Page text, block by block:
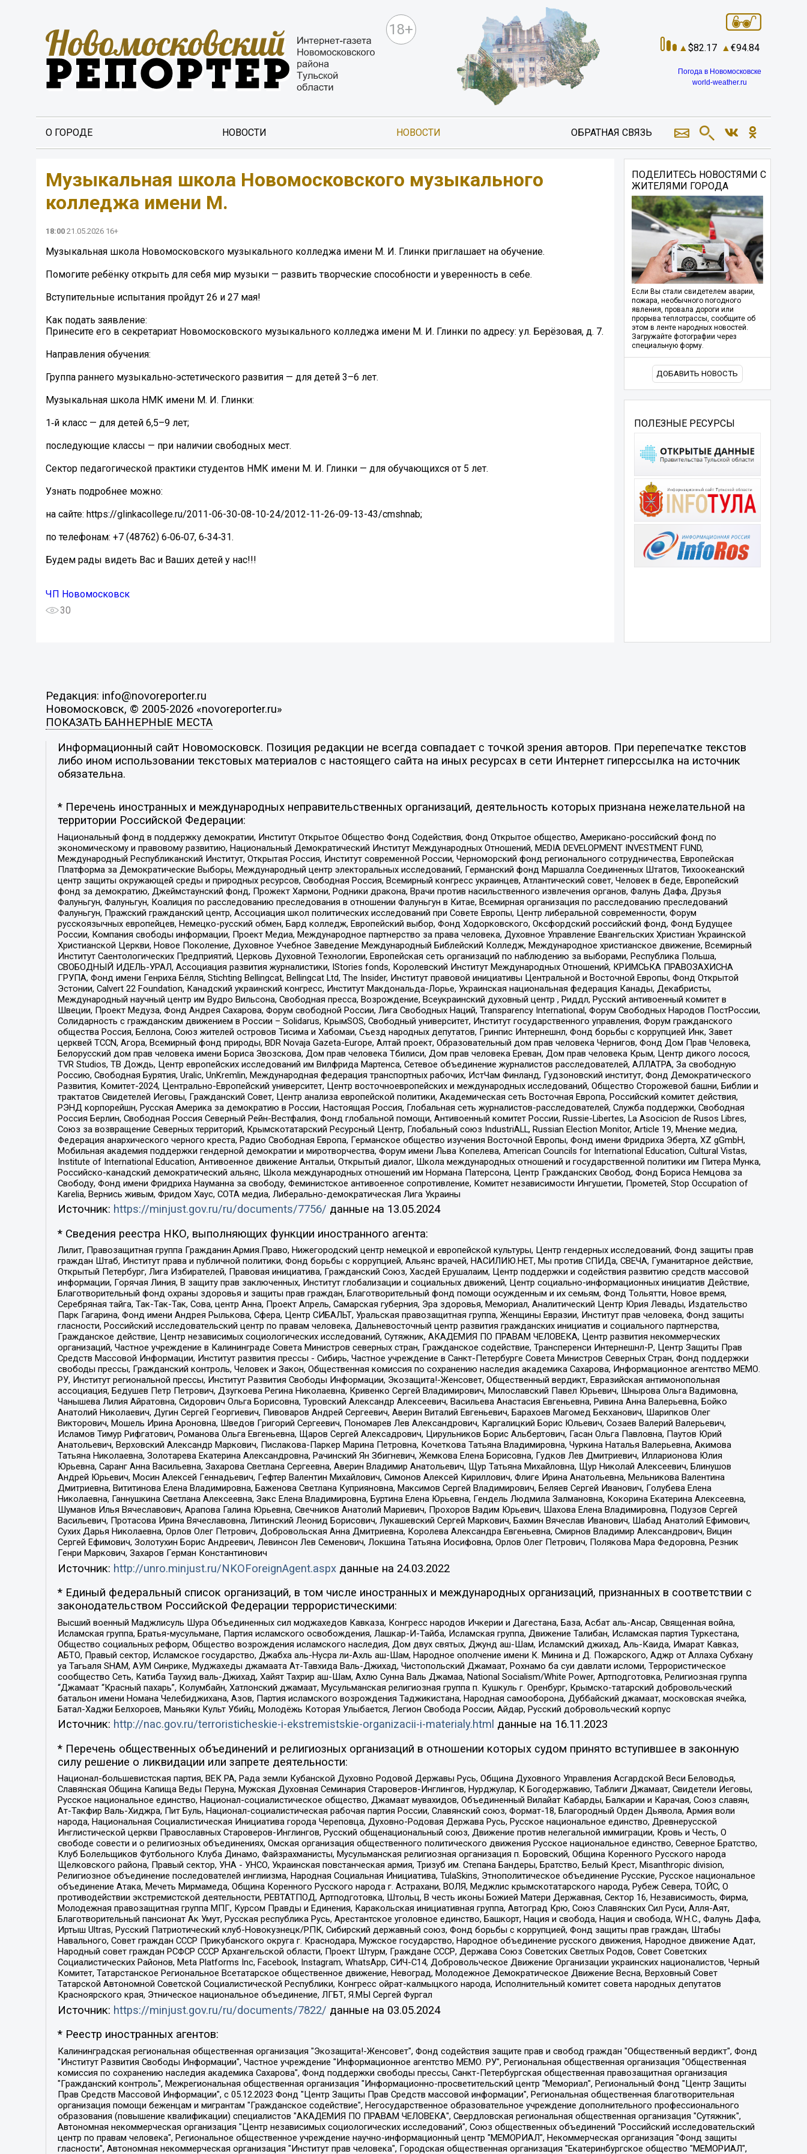
18+
82.17 94.84
Погода в Новомосковске
world-weather.ru
О ГОРОДЕ НОВОСТИ НОВОСТИ ОБРАТНАЯ СВЯЗЬ
Музыкальная школа Новомосковского музыкального
колледжа имени М.
18:00 21.05.2026 16+
Музыкальная школа Новомосковского музыкального колледжа имени М. И. Глинки приглашает на обучение.
Помогите ребёнку открыть для себя мир музыки — развить творческие способности и уверенность в себе.
️Вступительные испытания пройдут 26 и 27 мая!
Как подать заявление:
Принесите его в секретариат Новомосковского музыкального колледжа имени М. И. Глинки по адресу: ул. Берёзовая, д. 7.
Направления обучения:
Группа раннего музыкально‑эстетического развития — для детей 3–6 лет.
Музыкальная школа НМК имени М. И. Глинки:
1‑й класс — для детей 6,5–9 лет;
последующие классы — при наличии свободных мест.
Сектор педагогической практики студентов НМК имени М. И. Глинки — для обучающихся от 5 лет.
Узнать подробнее можно:
на сайте: https://glinkacollege.ru/2011-06-30-08-10-24/2012-11-26-09-13-43/cmshnab;
по телефонам: +7 (48762) 6‑06‑07, 6‑34‑31.
Будем рады видеть Вас и Ваших детей у нас!!!
ЧП Новомосковск
30
ПОДЕЛИТЕСЬ НОВОСТЯМИ С
ЖИТЕЛЯМИ ГОРОДА
Если Вы стали свидетелем аварии,
пожара, необычного погодного
явления, провала дороги или
прорыва теплотрассы, сообщите об
этом в ленте народных новостей.
Загружайте фотографии через
специальную форму.
ДОБАВИТЬ НОВОСТЬ
ПОЛЕЗНЫЕ РЕСУРСЫ
Редакция: info@novoreporter.ru
Новомосковск, © 2005-2026 «novoreporter.ru»
ПОКАЗАТЬ БАННЕРНЫЕ МЕСТА
Информационный сайт Новомосковск. Позиция редакции не всегда совпадает с точкой зрения авторов. При перепечатке текстов
либо ином использовании текстовых материалов с настоящего сайта на иных ресурсах в сети Интернет гиперссылка на источник
обязательна.
* Перечень иностранных и международных неправительственных организаций, деятельность которых признана нежелательной на
территории Российской Федерации:
Национальный фонд в поддержку демократии, Институт Открытое Общество Фонд Содействия, Фонд Открытое общество, Американо-российский фонд по
экономическому и правовому развитию, Национальный Демократический Институт Международных Отношений, MEDIA DEVELOPMENT INVESTMENT FUND,
Международный Республиканский Институт, Открытая Россия, Институт современной России, Черноморский фонд регионального сотрудничества, Европейская
Платформа за Демократические Выборы, Международный центр электоральных исследований, Германский фонд Маршалла Соединенных Штатов, Тихоокеанский
центр защиты окружающей среды и природных ресурсов, Свободная Россия, Всемирный конгресс украинцев, Атлантический совет, Человек в беде, Европейский
фонд за демократию, Джеймстаунский фонд, Прожект Хармони, Родники дракона, Врачи против насильственного извлечения органов, Фалунь Дафа, Друзья
Фалуньгун, Фалуньгун, Коалиция по расследованию преследования в отношении Фалуньгун в Китае, Всемирная организация по расследованию преследований
Фалуньгун, Пражский гражданский центр, Ассоциация школ политических исследований при Совете Европы, Центр либеральной современности, Форум
русскоязычных европейцев, Немецко-русский обмен, Бард колледж, Европейский выбор, Фонд Ходорковского, Оксфордский российский фонд, Фонд Будущее
России, Компания свободы информации, Проект Медиа, Международное партнерство за права человека, Духовное Управление Евангельских Христиан Украинской
Христианской Церкви, Новое Поколение, Духовное Учебное Заведение Международный Библейский Колледж, Международное христианское движение, Всемирный
Институт Саентологических Предприятий, Церковь Духовной Технологии, Европейская сеть организаций по наблюдению за выборами, Республика Польша,
СВОБОДНЫЙ ИДЕЛЬ-УРАЛ, Ассоциация развития журналистики, IStories fonds, Королевский Институт Международных Отношений, КРИМСЬКА ПРАВОЗАХИСНА
ГРУПА, Фонд имени Генриха Бёлля, Stichting Bellingcat, Bellingcat Ltd, The Insider, Институт правовой инициативы Центральной и Восточной Европы, Фонд Открытой
Эстонии, Calvert 22 Foundation, Канадский украинский конгресс, Институт Макдональда-Лорье, Украинская национальная федерация Канады, Декабристы,
Международный научный центр им Вудро Вильсона, Свободная пресса, Возрождение, Всеукраинский духовный центр , Риддл, Русский антивоенный комитет в
Швеции, Проект Медуза, Фонд Андрея Сахарова, Форум свободной России, Лига Свободных Наций, Transparеncy International, Форум Свободных Народов ПостРоссии,
Солидарность с гражданским движением в России – Solidarus, КрымSOS, Свободный университет, Институт государственного управления, Форум гражданского
общества Россия, Беллона, Союз жителей островов Тисима и Хабомаи, Съезд народных депутатов, Гринпис Интернешнл, Фонд борьбы с коррупцией Инк, Завет
церквей TCCN, Агора, Всемирный фонд природы, BDR Novaja Gazeta-Europe, Алтай проект, Образовательный дом прав человека Чернигов, Фонд Дом Прав Человека,
Белорусский дом прав человека имени Бориса Звозскова, Дом прав человека Тбилиси, Дом прав человека Ереван, Дом прав человека Крым, Центр дикого лосося,
TVR Studios, ТВ Дождь, Центр европейских исследований им Вилфрида Мартенса, Сетевое объединение журналистов расследователей, АЛЛАТРА, За свободную
Россию, Свободная Бурятия, Uralic, UnKremlin, Международная федерация транспортных рабочих, ИстЧам Финланд, Гудзоновский институт, Фонд Демократического
Развития, Комитет-2024, Центрально-Европейский университет, Центр восточноевропейских и международных исследований, Общество Сторожевой башни, Библии и
трактатов Свидетелей Иеговы, Гражданский Совет, Центр анализа европейской политики, Академическая сеть Восточная Европа, Российский комитет действия,
РЭНД корпорейшн, Русская Америка за демократию в России, Настоящая Россия, Глобальная сеть журналистов-расследователей, Служба поддержки, Свободная
Россия Берлин, Свободная Россия Северный Рейн-Вестфалия, Фонд глобальной помощи, Антивоенный комитет России, Russie-Libertes, La Asocicion de Rusos Libres,
Союз за возвращение Северных территорий, Крымскотатарский Ресурсный Центр, Глобальный союз IndustriALL, Russian Election Monitor, Article 19, Мнение медиа,
Федерация анархического черного креста, Радио Свободная Европа, Германское общество изучения Восточной Европы, Фонд имени Фридриха Эберта, XZ gGmbH,
Мобильная академия поддержки гендерной демократии и миротворчества, Форум имени Льва Копелева, American Councils for International Education, Cultural Vistas,
Institute of International Education, Антивоенное движение Антальи, Открытый диалог, Школа международных отношений и государственной политики им Питера Мунка,
Российско-канадский демократический альянс, Школа международных отношений им Нормана Патерсона, Центр Гражданских Свобод, Фонд Бориса Немцова за
Свободу, Фонд имени Фридриха Науманна за свободу, Феминистское антивоенное сопротивление, Комитет независимости Ингушетии, Прометей, Stop Occupation of
Karelia, Вернись живым, Фридом Хаус, СОТА медиа, Либерально-демократическая Лига Украины
Источник: https://minjust.gov.ru/ru/documents/7756/ данные на 13.05.2024
* Сведения реестра НКО, выполняющих функции иностранного агента:
Лилит, Правозащитная группа Гражданин.Армия.Право, Нижегородский центр немецкой и европейской культуры, Центр гендерных исследований, Фонд защиты прав
граждан Штаб, Институт права и публичной политики, Фонд борьбы с коррупцией, Альянс врачей, НАСИЛИЮ.НЕТ, Мы против СПИДа, СВЕЧА, Гуманитарное действие,
Открытый Петербург, Лига Избирателей, Правовая инициатива, Гражданский Союз, Хасдей Ерушалаим, Центр поддержки и содействия развитию средств массовой
информации, Горячая Линия, В защиту прав заключенных, Институт глобализации и социальных движений, Центр социально-информационных инициатив Действие,
Благотворительный фонд охраны здоровья и защиты прав граждан, Благотворительный фонд помощи осужденным и их семьям, Фонд Тольятти, Новое время,
Серебряная тайга, Так-Так-Так, Сова, центр Анна, Проект Апрель, Самарская губерния, Эра здоровья, Мемориал, Аналитический Центр Юрия Левады, Издательство
Парк Гагарина, Фонд имени Андрея Рылькова, Сфера, Центр СИБАЛЬТ, Уральская правозащитная группа, Женщины Евразии, Институт прав человека, Фонд защиты
гласности, Российский исследовательский центр по правам человека, Дальневосточный центр развития гражданских инициатив и социального партнерства,
Гражданское действие, Центр независимых социологических исследований, Сутяжник, АКАДЕМИЯ ПО ПРАВАМ ЧЕЛОВЕКА, Центр развития некоммерческих
организаций, Частное учреждение в Калининграде Совета Министров северных стран, Гражданское содействие, Трансперенси Интернешнл-Р, Центр Защиты Прав
Средств Массовой Информации, Институт развития прессы - Сибирь, Частное учреждение в Санкт-Петербурге Совета Министров Северных Стран, Фонд поддержки
свободы прессы, Гражданский контроль, Человек и Закон, Общественная комиссия по сохранению наследия академика Сахарова, Информационное агентство МЕМО.
РУ, Институт региональной прессы, Институт Развития Свободы Информации, Экозащита!-Женсовет, Общественный вердикт, Евразийская антимонопольная
ассоциация, Бедушев Петр Петрович, Дзугкоева Регина Николаевна, Кривенко Сергей Владимирович, Милославский Павел Юрьевич, Шнырова Ольга Вадимовна,
Чанышева Лилия Айратовна, Сидорович Ольга Борисовна, Туровский Александр Алексеевич, Васильева Анастасия Евгеньевна, Ривина Анна Валерьевна, Бойко
Анатолий Николаевич, Дугин Сергей Георгиевич, Пивоваров Андрей Сергеевич, Аверин Виталий Евгеньевич, Барахоев Магомед Бекханович, Шарипков Олег
Викторович, Мошель Ирина Ароновна, Шведов Григорий Сергеевич, Пономарев Лев Александрович, Каргалицкий Борис Юльевич, Созаев Валерий Валерьевич,
Исламов Тимур Рифгатович, Романова Ольга Евгеньевна, Щаров Сергей Алексадрович, Цирульников Борис Альбертович, Гасан Ольга Павловна, Паутов Юрий
Анатольевич, Верховский Александр Маркович, Пислакова-Паркер Марина Петровна, Кочеткова Татьяна Владимировна, Чуркина Наталья Валерьевна, Акимова
Татьяна Николаевна, Золотарева Екатерина Александровна, Рачинский Ян Збигневич, Жемкова Елена Борисовна, Гудков Лев Дмитриевич, Илларионова Юлия
Юрьевна, Саранг Анна Васильевна, Захарова Светлана Сергеевна, Аверин Владимир Анатольевич, Щур Татьяна Михайловна, Щур Николай Алексеевич, Блинушов
Андрей Юрьевич, Мосин Алексей Геннадьевич, Гефтер Валентин Михайлович, Симонов Алексей Кириллович, Флиге Ирина Анатольевна, Мельникова Валентина
Дмитриевна, Вититинова Елена Владимировна, Баженова Светлана Куприяновна, Максимов Сергей Владимирович, Беляев Сергей Иванович, Голубева Елена
Николаевна, Ганнушкина Светлана Алексеевна, Закс Елена Владимировна, Буртина Елена Юрьевна, Гендель Людмила Залмановна, Кокорина Екатерина Алексеевна,
Шуманов Илья Вячеславович, Арапова Галина Юрьевна, Свечников Анатолий Мариевич, Прохоров Вадим Юрьевич, Шахова Елена Владимировна, Подузов Сергей
Васильевич, Протасова Ирина Вячеславовна, Литинский Леонид Борисович, Лукашевский Сергей Маркович, Бахмин Вячеслав Иванович, Шабад Анатолий Ефимович,
Сухих Дарья Николаевна, Орлов Олег Петрович, Добровольская Анна Дмитриевна, Королева Александра Евгеньевна, Смирнов Владимир Александрович, Вицин
Сергей Ефимович, Золотухин Борис Андреевич, Левинсон Лев Семенович, Локшина Татьяна Иосифовна, Орлов Олег Петрович, Полякова Мара Федоровна, Резник
Генри Маркович, Захаров Герман Константинович
Источник: http://unro.minjust.ru/NKOForeignAgent.aspxданные на 24.03.2022
* Единый федеральный список организаций, в том числе иностранных и международных организаций, признанных в соответствии с
законодательством Российской Федерации террористическими:
Высший военный Маджлисуль Шура Объединенных сил моджахедов Кавказа, Конгресс народов Ичкерии и Дагестана, База, Асбат аль-Ансар, Священная война,
Исламская группа, Братья-мусульмане, Партия исламского освобождения, Лашкар-И-Тайба, Исламская группа, Движение Талибан, Исламская партия Туркестана,
Общество социальных реформ, Общество возрождения исламского наследия, Дом двух святых, Джунд аш-Шам, Исламский джихад, Аль-Каида, Имарат Кавказ,
АБТО, Правый сектор, Исламское государство, Джабха аль-Нусра ли-Ахль аш-Шам, Народное ополчение имени К. Минина и Д. Пожарского, Аджр от Аллаха Субхану
уа Тагьаля SHAM, АУМ Синрике, Муджахеды джамаата Ат-Тавхида Валь-Джихад, Чистопольский Джамаат, Рохнамо ба суи давлати исломи, Террористическое
сообщество Сеть, Катиба Таухид валь-Джихад, Хайят Тахрир аш-Шам, Ахлю Сунна Валь Джамаа, National Socialism/White Power, Артподготовка, Религиозная группа
“Джамаат “Красный пахарь”, Колумбайн, Хатлонский джамаат, Мусульманская религиозная группа п. Кушкуль г. Оренбург, Крымско-татарский добровольческий
батальон имени Номана Челебиджихана, Азов, Партия исламского возрождения Таджикистана, Народная самооборона, Дуббайский джамаат, московская ячейка,
Батал-Хаджи Белхороев, Маньяки Культ Убийц, Молодёжь Которая Улыбается, Легион Свобода России, Айдар, Русский добровольческий корпус
Источник: http://nac.gov.ru/terroristicheskie-i-ekstremistskie-organizacii-i-materialy.html данные на 16.11.2023
* Перечень общественных объединений и религиозных организаций в отношении которых судом принято вступившее в законную
силу решение о ликвидации или запрете деятельности:
Национал-большевистская партия, ВЕК РА, Рада земли Кубанской Духовно Родовой Державы Русь, Община Духовного Управления Асгардской Веси Беловодья,
Славянская Община Капища Веды Перуна, Мужская Духовная Семинария Староверов-Инглингов, Нурджулар, К Богодержавию, Таблиги Джамаат, Свидетели Иеговы,
Русское национальное единство, Национал-социалистическое общество, Джамаат мувахидов, Объединенный Вилайат Кабарды, Балкарии и Карачая, Союз славян,
Ат-Такфир Валь-Хиджра, Пит Буль, Национал-социалистическая рабочая партия России, Славянский союз, Формат-18, Благородный Орден Дьявола, Армия воли
народа, Национальная Социалистическая Инициатива города Череповца, Духовно-Родовая Держава Русь, Русское национальное единство, Древнерусской
Инглистической церкви Православных Староверов-Инглингов, Русский общенациональный союз, Движение против нелегальной иммиграции, Кровь и Честь, О
свободе совести и о религиозных объединениях, Омская организация общественного политического движения Русское национальное единство, Северное Братство,
Клуб Болельщиков Футбольного Клуба Динамо, Файзрахманисты, Мусульманская религиозная организация п. Боровский, Община Коренного Русского народа
Щелковского района, Правый сектор, УНА - УНСО, Украинская повстанческая армия, Тризуб им. Степана Бандеры, Братство, Белый Крест, Misanthropic division,
Религиозное объединение последователей инглиизма, Народная Социальная Инициатива, TulaSkins, Этнополитическое объединение Русские, Русское национальное
объединение Атака, Мечеть Мирмамеда, Община Коренного Русского народа г. Астрахани, ВОЛЯ, Меджлис крымскотатарского народа, Рубеж Севера, ТОЙС, О
противодействии экстремистской деятельности, РЕВТАТПОД, Артподготовка, Штольц, В честь иконы Божией Матери Державная, Сектор 16, Независимость, Фирма,
Молодежная правозащитная группа МПГ, Курсом Правды и Единения, Каракольская инициативная группа, Автоград Крю, Союз Славянских Сил Руси, Алля-Аят,
Благотворительный пансионат Ак Умут, Русская республика Русь, Арестантское уголовное единство, Башкорт, Нация и свобода, Нация и свобода, W.H.С., Фалунь Дафа,
Иртыш Ultras, Русский Патриотический клуб-Новокузнецк/РПК, Сибирский державный союз, Фонд борьбы с коррупцией, Фонд защиты прав граждан, Штабы
Навального, Совет граждан СССР Прикубанского округа г. Краснодара, Мужское государство, Народное объединение русского движения, Народное движение Адат,
Народный совет граждан РСФСР СССР Архангельской области, Проект Штурм, Граждане СССР, Держава Союз Советских Светлых Родов, Совет Советских
Социалистических Районов, Meta Platforms Inc, Facebook, Instagram, WhatsApp, СИЧ-С14, Добровольческое Движение Организации украинских националистов, Черный
Комитет, Татарстанское Региональное Всетатарское общественное движение, Невоград, Молодежное Демократическое Движение Весна, Верховный Совет
Татарской Автономной Советской Социалистической Республики, Конгресс ойрат-калмыцкого народа, Исполнительный комитет совета народных депутатов
Красноярского края, Этническое национальное объединение, ЛГБТ, Я.МЫ Сергей Фургал
Источник: https://minjust.gov.ru/ru/documents/7822/ данные на 03.05.2024
* Реестр иностранных агентов:
Калининградская региональная общественная организация "Экозащита!-Женсовет", Фонд содействия защите прав и свобод граждан "Общественный вердикт", Фонд "Институт Развития Свободы Информации", Частное учреждение "Информационное агентство МЕМО. РУ", Региональная общественная организация "Общественная комиссия по сохранению наследия академика Сахарова", Фонд поддержки свободы прессы, Санкт-Петербургская общественная правозащитная организация "Гражданский контроль", Межрегиональная общественная организация "Информационно-просветительский центр "Мемориал", Региональный Фонд "Центр Защиты Прав Средств Массовой Информации", с 05.12.2023 Фонд "Центр Защиты Прав Средств массовой информации", Региональная общественная благотворительная организация помощи беженцам и мигрантам "Гражданское содействие", Негосударственное образовательное учреждение дополнительного профессионального образования (повышение квалификации) специалистов "АКАДЕМИЯ ПО ПРАВАМ ЧЕЛОВЕКА", Свердловская региональная общественная организация "Сутяжник", Автономная некоммерческая организация "Центр независимых социологических исследований", Союз общественных объединений "Российский исследовательский центр по правам человека", Региональное общественное учреждение научно-информационный центр "МЕМОРИАЛ", Некоммерческая организация "Фонд защиты гласности", Автономная некоммерческая организация "Институт прав человека", Городская общественная организация "Екатеринбургское общество "МЕМОРИАЛ", Городская общественная организация "Рязанское историко-просветительское и правозащитное общество "Мемориал" (Рязанский Мемориал), Челябинский региональный орган общественной самодеятельности – женское общественное объединение "Женщины Евразии", Челябинский региональный орган общественной самодеятельности "Уральская правозащитная группа", Фонд содействия защите здоровья и социальной справедливости имени Андрея Рылькова, Автономная Некоммерческая Организация "Аналитический Центр Юрия Левады", Автономная некоммерческая организация социальной поддержки населения "Проект Апрель", Региональная общественная организация помощи женщинам и детям, находящимся в кризисной ситуации "Информационно-методический центр "Анна", Фонд содействия развитию массовых коммуникаций и правовому просвещению "Так-так-Так", Фонд содействия устойчивому развитию "Серебряная тайга", Свердловский региональный общественный фонд социальных проектов "Новое время", "Idel.Реалии", Кавказ.Реалии, Крым.Реалии, Телеканал Настоящее Время, Татаро-башкирская служба Радио Свобода (Azatliq Radiosi), Радио Свободная Европа/Радио Свобода (PCE/PC), "Сибирь.Реалии", "Фактограф", Благотворительный фонд помощи осужденным и их семьям, Автономная некоммерческая организация "Институт глобализации и социальных движений", Фонд "В защиту прав заключенных", Частное учреждение "Центр поддержки и содействия развитию средств массовой информации", Пензенский региональный общественный благотворительный фонд "Гражданский союз", "Север.Реалии", Некоммерческая организация Фонд "Правовая инициатива", Общество с ограниченной ответственностью "Радио Свободная Европа/Радио Свобода", Чешское информационное агентство "MEDIUM-ORIENT", Красноярская региональная общественная организация "Мы против СПИДа", Камалягин Денис Николаевич, Маркелов Сергей Евгеньевич, Пономарев Лев Александрович, Савицкая Людмила Алексеевна, Автономная некоммерческая организация "Центр по работе с проблемой насилия "НАСИЛИЮ.НЕТ", Межрегиональный профессиональный союз работников здравоохранения "Альянс врачей", Юридическое лицо, зарегистрированное в Латвийской Республике, SIA "Medusa Project" (регистрационный номер 40103797863, дата регистрации 10.06.2014), Некоммерческая организация "Фонд по борьбе с коррупцией", Автономная некоммерческая организация "Институт права и публичной политики", Баданин Роман Сергеевич, Гликин Максим Александрович, Железнова Мария Михайловна, Лукьянова Юлия Сергеевна, Маетная Елизавета Витальевна, Маняхин Петр Борисович, Чуракова Ольга Владимировна, Ярош Юлия Петровна, Юридическое лицо "The Insider SIA", зарегистрированное в Риге, Латвийская Республика (дата регистрации 26.06.2015), являющееся администратором доменного имени интернет-издания "The Insider SIA", https://theins.ru, Постернак Алексей Евгеньевич, Рубин Михаил Аркадьевич, Анин Роман Александрович, Юридическое лицо Istories fonds, зарегистрированное в Латвийской Республике (регистрационный номер 50008295751, дата регистрации 24.02.2020), Великовский Дмитрий Александрович, Долинина Ирина Николаевна, Мароховская Алеся Алексеевна, Шлейнов Роман Юрьевич, Шмагун Олеся Валентиновна, Общество с ограниченной ответственностью "Альтаир 2021", Общество с ограниченной ответственностью "Вега 2021", Общество с ограниченной ответственностью "Главный редактор 2021", Общество с ограниченной ответственностью "Ромашки монолит", Важенков Артем Валерьевич, Ивановская областная общественная организация "Центр гендерных исследований", Гурман Юрий Альбертович, Медиапроект "ОВД-Инфо", Егоров Владимир Владимирович, Жилинский Владимир Александрович, Общество с ограниченной ответственностью "ЗП", Иванова София Юрьевна, Карезина Инна Павловна, Кильтау Екатерина Викторовна, Петров Алексей Викторович, Пискунов Сергей Евгеньевич, Смирнов Сергей Сергеевич, Тихонов Михаил Сергеевич, Общество с ограниченной ответственностью "ЖУРНАЛИСТ-ИНОСТРАННЫЙ АГЕНТ", Арапова Галина Юрьевна, Вольтская Татьяна Анатольевна, Американская компания "Mason G.E.S. Anonymous Foundation" (США), являющаяся владельцем интернет-издания https://mnews.world/, Компания "Stichting Bellingcat", зарегистрированная в Нидерландах (дата регистрации 11.07.2018), Захаров Андрей Вячеславович, Клепиковская Екатерина Дмитриевна, Общество с ограниченной ответственностью "МЕМО", Перл Роман Александрович, Симонов Евгений Алексеевич, Соловьева Елена Анатольевна, Сотников Даниил Владимирович, Сурначева Елизавета Дмитриевна, Автономная некоммерческая организация по защите прав человека и информированию населения "Якутия – Наше Мнение", Общество с ограниченной ответственностью "Москоу диджитал медиа", с 26.01.2023 Общество с ограниченной ответственностью "Чайка Белые сады", Ветошкина Валерия Валерьевна, Заговора Максим Александрович, Межрегиональное общественное движение "Российская ЛГБТ - сеть", Оленичев Максим Владимирович, Павлов Иван Юрьевич, Скворцова Елена Сергеевна, Общество с ограниченной ответственностью "Как бы инагент", Кочетков Игорь Викторович, Общество с ограниченной ответственностью "Честные выборы", Еланчик Олег Александрович, Общество с ограниченной ответственностью "Нобелевский призыв", Гималова Регина Эмилевна, Григорьев Андрей Валерьевич, Григорьева Алина Александровна, Ассоциация по содействию защите прав призывников, альтернативнослужащих и военнослужащих "Правозащитная группа "Гражданин.Армия.Право", Хисамова Регина Фаритовна, Автономная некоммерческая организация по реализации социально-правовых программ "Лилит", Дальневосточное общественное движение "Маяк", Санкт-Петербургская ЛГБТ-инициативная группа "Выход", Инициативная группа ЛГБТ+ "Реверс", Алексеев Андрей Викторович, Бекбулатова Таисия Львовна, Беляев Иван Михайлович, Владыкина Елена Сергеевна, Гельман Марат Александрович, Никульшина Вероника Юрьевна, Толоконникова Надежда Андреевна, Шендерович Виктор Анатольевич, Общество с ограниченной ответственностью "Данное сообщение", Общество с ограниченной ответственностью Издательский дом "Новая глава", Айнбиндер Александра Александровна, Московский комьюнити-центр для ЛГБТ+инициатив, Благотворительный фонд развития филантропии, Deutsche Welle (Германия, Kurt-Schumacher-Strasse 3, 53113 Bonn), Борзунова Мария Михайловна, Воробьев Виктор Викторович, Голубева Анна Львовна, Константинова Алла Михайловна, Малкова Ирина Владимировна, Мурадов Мурад Абдулгалимович, Осетинская Елизавета Николаевна, Понасенков Евгений Николаевич, Ганапольский Матвей Юрьевич, Киселев Евгений Алексеевич, Борухович Ирина Григорьевна, Дремин Иван Тимофеевич, Дубровский Дмитрий Викторович, Красноярская региональная общественная организация поддержки и развития альтернативных образовательных технологий и межкультурных коммуникаций "ИНТЕРРА", Маяковская Екатерина Алексеевна, Фейгин Марк Захарович, Филимонов Андрей Викторович, Дзугкоева Регина Николаевна, Доброхотов Роман Александрович, Дудь Юрий Александрович, Елкин Сергей Владимирович, Кругликов Кирилл Игоревич, Сабунаева Мария Леонидовна, Семенов Алексей Владимирович, Шаинян Карен Багратович, Шульман Екатерина Михайловна, Асафьев Артур Валерьевич, Вахштайн Виктор Семенович, Венедиктов Алексей Алексеевич, Лушникова Екатерина Евгеньевна, Волков Леонид Михайлович, Невзоров Александр Глебович, Пархоменко Сергей Борисович, Сироткин Ярослав Николаевич, Кара-Мурза Владимир Владимирович, Баранова Наталья Владимировна, Гозман Леонид Яковлевич, Кагарлицкий Борис Юльевич, Климарев Михаил Валерьевич, Милов Владимир Станиславович, Автономная некоммерческая организация Краснодарский центр современного искусства "Типография", Моргенштерн Алишер Тагирович, Соболь Любовь Эдуардовна, Общество с ограниченной ответственностью "ЛИЗА НОРМ", Каспаров Гарри Кимович, Ходорковский Михаил Борисович, Общество с ограниченной ответственностью "Апрельские тезисы", Данилович Ирина Брониславовна, Кашин Олег Владимирович, Петров Николай Владимирович, Пивоваров Алексей Владимирович, Соколов Михаил Владимирович, Цветкова Юлия Владимировна, Чичваркин Евгений Александрович, Комитет против пыток/Команда против пыток, Общество с ограниченной ответственностью "Первый научный", Общество с ограниченной ответственностью "Вертолет и ко", Белоцерковская Вероника Борисовна, Кац Максим Евгеньевич, Лазарева Татьяна Юрьевна, Шаведдинов Руслан Табризович, Яшин Илья Валерьевич, Общество с ограниченной ответственностью "Иноагент ААВ", Алешковский Дмитрий Петрович, Альбац Евгения Марковна, Быков Дмитрий Львович, Галямина Юлия Евгеньевна, Лойко Сергей Леонидович, Мартынов Кирилл Константинович, Медведев Сергей Александрович, Крашенинников Федор Геннадиевич, Гордеева Катерина Вл